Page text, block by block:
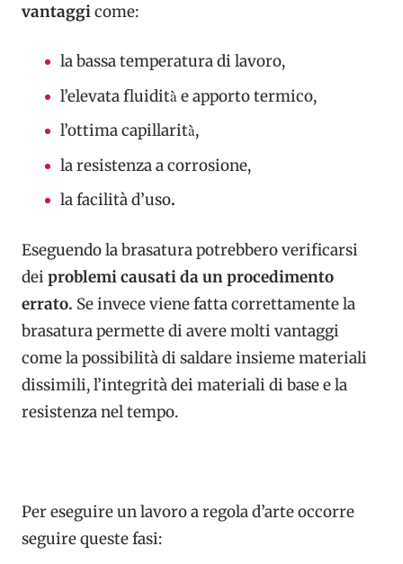
vantaggicome:
la bassa temperatura di lavoro,
l’elevata fluidità̀ e apporto termico,
l’ottima capillarità̀,
la resistenza a corrosione,
la facilità d’uso.
Eseguendo la brasatura potrebbero verificarsi
dei problemi causati da un procedimento
errato. Se invece viene fatta correttamente la
brasatura permette di avere molti vantaggi
come la possibilità di saldare insieme materiali
dissimili, l’integrità dei materiali di base e la
resistenza nel tempo.
Per eseguire un lavoro a regola d’arte occorre
seguire queste fasi: